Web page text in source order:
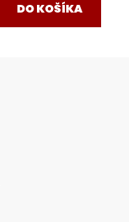
DO KOŠÍKA